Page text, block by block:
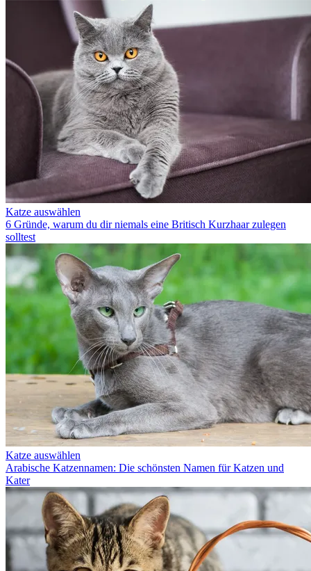
Katze auswählen
6 Gründe, warum du dir niemals eine Britisch Kurzhaar zulegen
solltest
Katze auswählen
Arabische Katzennamen: Die schönsten Namen für Katzen und
Kater